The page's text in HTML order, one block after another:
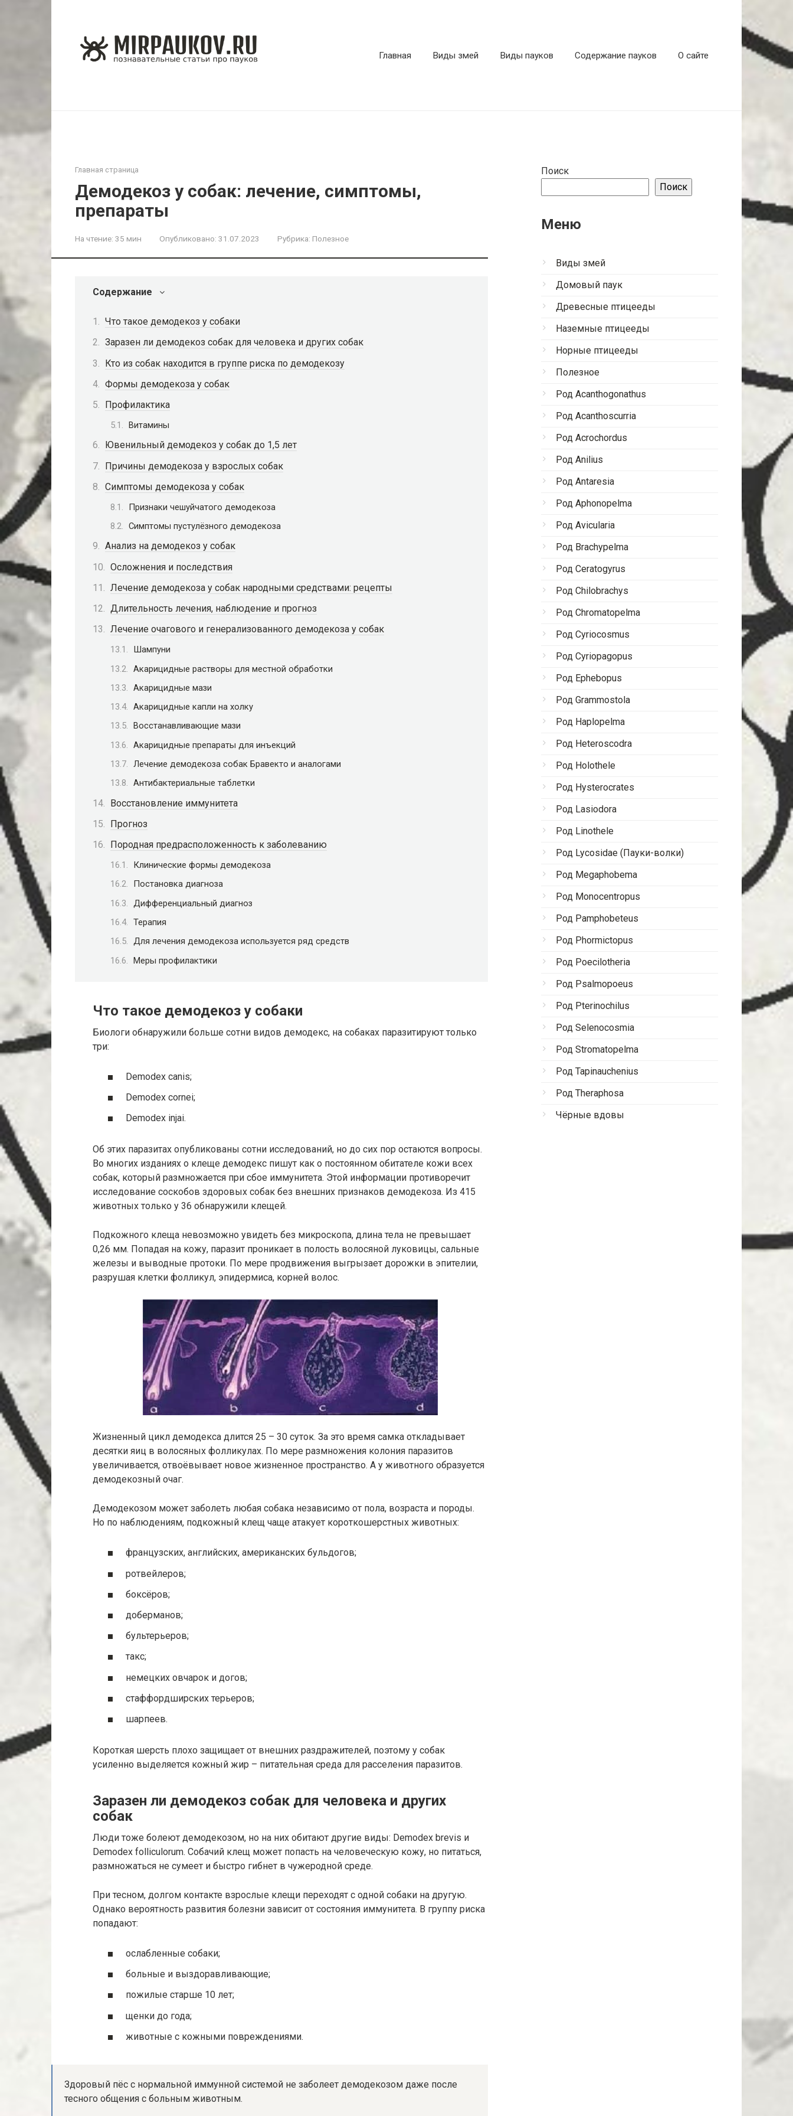
Главная Виды змей Виды пауков Содержание пауков О сайте
Главная страница
Демодекоз у собак: лечение, симптомы,
препараты
На чтение: 35 мин Опубликовано: 31.07.2023 Рубрика: Полезное
Содержание
Что такое демодекоз у собаки
Заразен ли демодекоз собак для человека и других собак
Кто из собак находится в группе риска по демодекозу
Формы демодекоза у собак
Профилактика
Витамины
Ювенильный демодекоз у собак до 1,5 лет
Причины демодекоза у взрослых собак
Симптомы демодекоза у собак
Признаки чешуйчатого демодекоза
Симптомы пустулёзного демодекоза
Анализ на демодекоз у собак
Осложнения и последствия
Лечение демодекоза у собак народными средствами: рецепты
Длительность лечения, наблюдение и прогноз
Лечение очагового и генерализованного демодекоза у собак
Шампуни
Акарицидные растворы для местной обработки
Акарицидные мази
Акарицидные капли на холку
Восстанавливающие мази
Акарицидные препараты для инъекций
Лечение демодекоза собак Бравекто и аналогами
Антибактериальные таблетки
Восстановление иммунитета
Прогноз
Породная предрасположенность к заболеванию
Клинические формы демодекоза
Постановка диагноза
Дифференциальный диагноз
Терапия
Для лечения демодекоза используется ряд средств
Меры профилактики
Что такое демодекоз у собаки
Биологи обнаружили больше сотни видов демодекс, на собаках паразитируют только
три:
Demodex canis;
Demodex cornei;
Demodex injai.
Об этих паразитах опубликованы сотни исследований, но до сих пор остаются вопросы.
Во многих изданиях о клеще демодекс пишут как о постоянном обитателе кожи всех
собак, который размножается при сбое иммунитета. Этой информации противоречит
исследование соскобов здоровых собак без внешних признаков демодекоза. Из 415
животных только у 36 обнаружили клещей.
Подкожного клеща невозможно увидеть без микроскопа, длина тела не превышает
0,26 мм. Попадая на кожу, паразит проникает в полость волосяной луковицы, сальные
железы и выводные протоки. По мере продвижения выгрызает дорожки в эпителии,
разрушая клетки фолликул, эпидермиса, корней волос.
Жизненный цикл демодекса длится 25 – 30 суток. За это время самка откладывает
десятки яиц в волосяных фолликулах. По мере размножения колония паразитов
увеличивается, отвоёвывает новое жизненное пространство. А у животного образуется
демодекозный очаг.
Демодекозом может заболеть любая собака независимо от пола, возраста и породы.
Но по наблюдениям, подкожный клещ чаще атакует короткошерстных животных:
французских, английских, американских бульдогов;
ротвейлеров;
боксёров;
доберманов;
бультерьеров;
такс;
немецких овчарок и догов;
стаффордширских терьеров;
шарпеев.
Короткая шерсть плохо защищает от внешних раздражителей, поэтому у собак
усиленно выделяется кожный жир – питательная среда для расселения паразитов.
Заразен ли демодекоз собак для человека и других
собак
Люди тоже болеют демодекозом, но на них обитают другие виды: Demodex brevis и
Demodex folliculorum. Собачий клещ может попасть на человеческую кожу, но питаться,
размножаться не сумеет и быстро гибнет в чужеродной среде.
При тесном, долгом контакте взрослые клещи переходят с одной собаки на другую.
Однако вероятность развития болезни зависит от состояния иммунитета. В группу риска
попадают:
ослабленные собаки;
больные и выздоравливающие;
пожилые старше 10 лет;
щенки до года;
животные с кожными повреждениями.
Здоровый пёс с нормальной иммунной системой не заболеет демодекозом даже после
тесного общения с больным животным.
Поиск
Поиск
Меню
Виды змей
Домовый паук
Древесные птицееды
Наземные птицееды
Норные птицееды
Полезное
Род Acanthogonathus
Род Acanthoscurria
Род Acrochordus
Род Anilius
Род Antaresia
Род Aphonopelma
Род Avicularia
Род Brachypelma
Род Ceratogyrus
Род Chilobrachys
Род Chromatopelma
Род Cyriocosmus
Род Cyriopagopus
Род Ephebopus
Род Grammostola
Род Haplopelma
Род Heteroscodra
Род Holothele
Род Hysterocrates
Род Lasiodora
Род Linothele
Род Lycosidae (Пауки-волки)
Род Megaphobema
Род Monocentropus
Род Pamphobeteus
Род Phormictopus
Род Poecilotheria
Род Psalmopoeus
Род Pterinochilus
Род Selenocosmia
Род Stromatopelma
Род Tapinauchenius
Род Theraphosa
Чёрные вдовы